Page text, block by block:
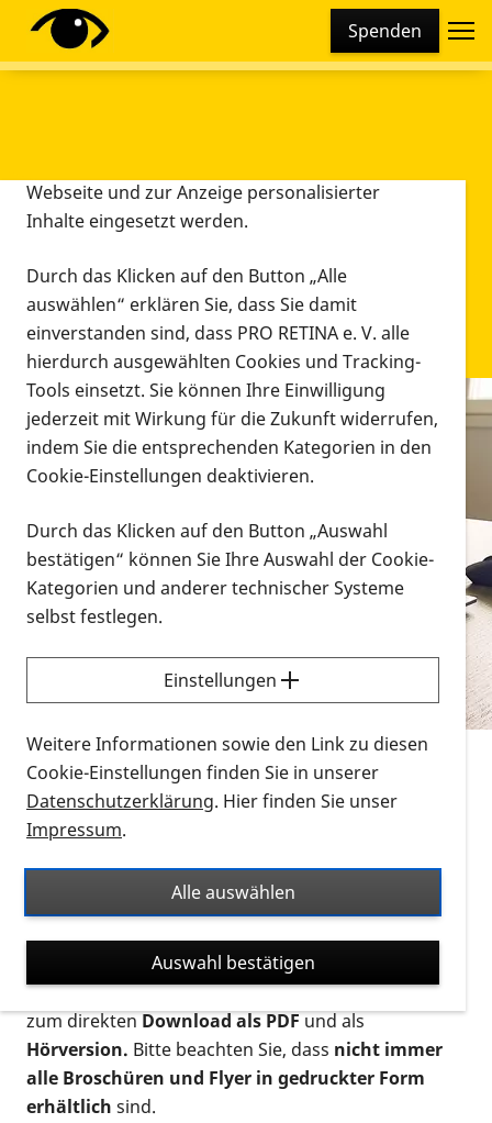
Spenden
Infomaterial
Infomaterial
Vorlesen
Alle Infomaterialien in verschiedenen
Formaten an einem Ort
Sie möchten wissen, wie Sie nach Infonmaterial
suchen und dieses bestellen bzw. herunterladen
können? Schauen Sie sich dieErklärvideos zum
Thema Infomaterial auf der PRO RETINA-Website
für blinde und sehbehinderte Menschen an.
Auf dieser Seite finden Sie sämtliches Infomaterial
Ort. Nutzen Sie den Formatfilter, um ausschließlich
nach Flyern und Broschüren, Audios oder Videos zu
suchen. Die meisten Flyer und Broschüren werden in
verschiedenen Formaten angeboten: zur
postalischen Bestellung als gedruckte Variante
zum direktenDownload als PDFund als
Hörversion. Bitte beachten Sie, dass nicht immer
alle Broschüren und Flyer in gedruckter Form
erhältlich sind.
Diese Webseite setzt verschiedene Cookies und
Tracking-Tools ein. Dies beinhaltet Cookies und
Webseite und zur Anzeige personalisierter
Inhalte eingesetzt werden.
Durch das Klicken auf den Button „Alle
auswählen“ erklären Sie, dass Sie damit
einverstanden sind, dass PRO RETINA e. V. alle
hierdurch ausgewählten Cookies und Tracking-
Tools einsetzt. Sie können Ihre Einwilligung
jederzeit mit Wirkung für die Zukunft widerrufen,
indem Sie die entsprechenden Kategorien in den
Cookie-Einstellungen deaktivieren.
Durch das Klicken auf den Button „Auswahl
bestätigen“ können Sie Ihre Auswahl der Cookie-
Kategorien und anderer technischer Systeme
selbst festlegen.
Einstellungen
Weitere Informationen sowie den Link zu diesen
Cookie-Einstellungen finden Sie in unserer
Datenschutzerklärung. Hier finden Sie unser
Impressum.
Alle auswählen
Auswahl bestätigen